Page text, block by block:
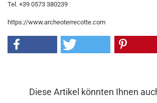
Tel. +39 0573 380239
https://www.archeoterrecotte.com
Diese Artikel könnten Ihnen